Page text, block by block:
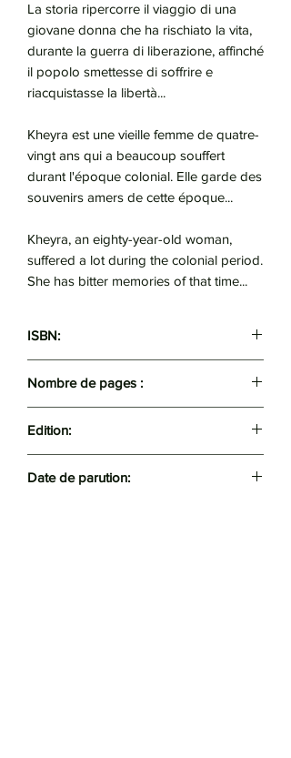
La storia ripercorre il viaggio di una
giovane donna che ha rischiato la vita,
durante la guerra di liberazione, affinché
il popolo smettesse di soffrire e
riacquistasse la libertà...
Kheyra est une vieille femme de quatre-
vingt ans qui a beaucoup souffert
durant l'époque colonial. Elle garde des
souvenirs amers de cette époque...
Kheyra, an eighty-year-old woman,
suffered a lot during the colonial period.
She has bitter memories of that time...
ISBN:
Nombre de pages :
Edition:
Date de parution: